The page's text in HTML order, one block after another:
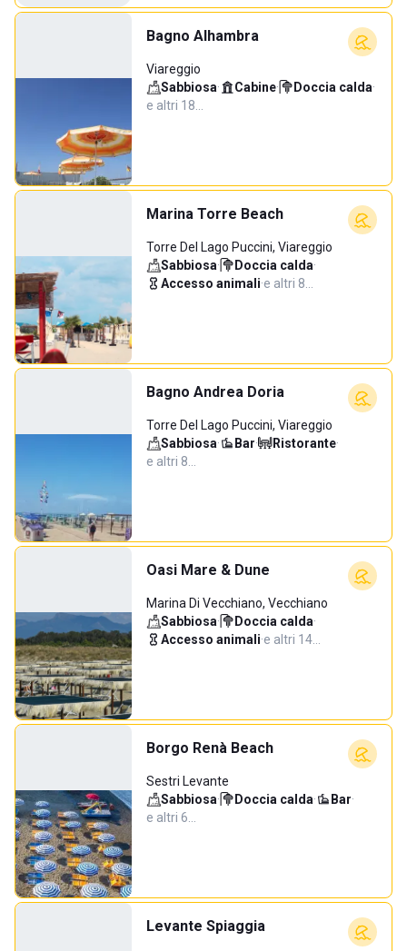
Bagno Alhambra
Viareggio
Sabbiosa· Cabine· Doccia calda·
e altri 18…
Marina Torre Beach
Torre Del Lago Puccini, Viareggio
Sabbiosa· Doccia calda·
Accesso animali·e altri 8…
Bagno Andrea Doria
Torre Del Lago Puccini, Viareggio
Sabbiosa· Bar· Ristorante·
e altri 8…
Oasi Mare & Dune
Marina Di Vecchiano, Vecchiano
Sabbiosa· Doccia calda·
Accesso animali·e altri 14…
Borgo Renà Beach
Sestri Levante
Sabbiosa· Doccia calda· Bar·
e altri 6…
Levante Spiaggia